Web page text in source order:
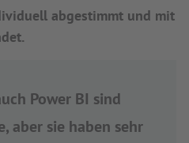
abgestimmt und mit
Power BI sind
aber sie haben sehr